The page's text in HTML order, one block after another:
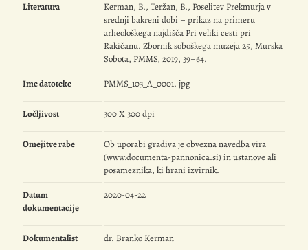
Literatura
Kerman, B., Teržan, B., Poselitev Prekmurja v
srednji bakreni dobi – prikaz na primeru
arheološkega najdišča Pri veliki cesti pri
Rakičanu. Zbornik soboškega muzeja 25, Murska
Sobota, PMMS, 2019, 39–64.
Ime datoteke PMMS_103_A_0001. jpg
Ločljivost 300 X 300 dpi
Omejitve rabe
Ob uporabi gradiva je obvezna navedba vira
(www.documenta-pannonica.si) in ustanove ali
posameznika, ki hrani izvirnik.
Datum
dokumentacije
2020-04-22
Dokumentalist dr. Branko Kerman